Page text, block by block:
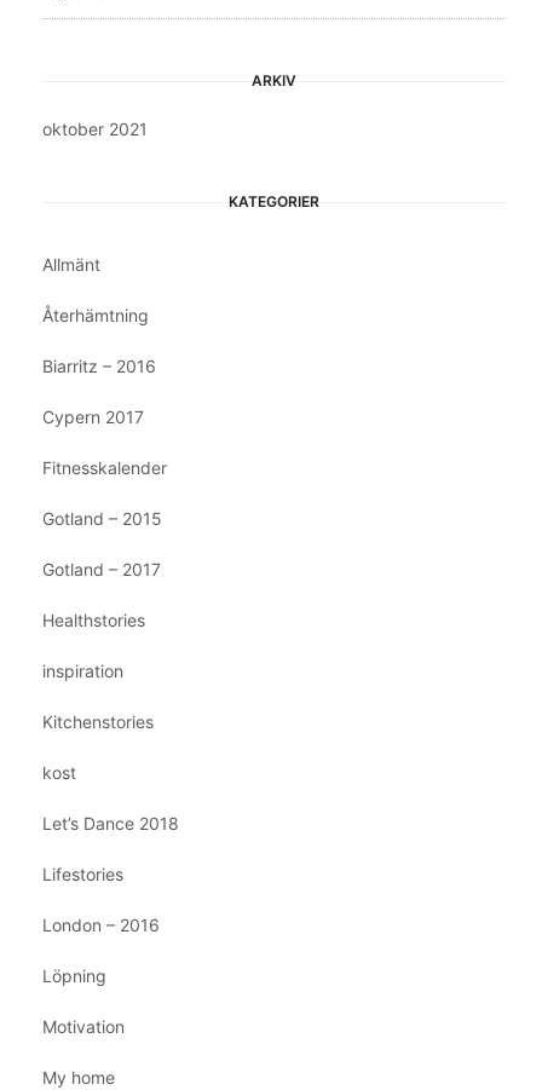
ARKIV
oktober 2021
KATEGORIER
Allmänt
Återhämtning
Biarritz – 2016
Cypern 2017
Fitnesskalender
Gotland – 2015
Gotland – 2017
Healthstories
inspiration
Kitchenstories
kost
Let’s Dance 2018
Lifestories
London – 2016
Löpning
Motivation
My home